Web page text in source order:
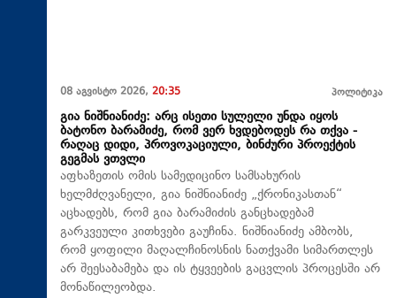
08 აგვისტო 2026, 20:35 პოლიტიკა
გია ნიშნიანიძე: არც ისეთი სულელი უნდა იყოს
ბატონო ბარამიძე, რომ ვერ ხვდებოდეს რა თქვა -
რაღაც დიდი, პროვოკაციული, ბინძური პროექტის
გეგმას ვთვლი
აფხაზეთის ომის სამედიცინო სამსახურის
ხელმძღვანელი, გია ნიშნიანიძე „ქრონიკასთან“
აცხადებს, რომ გია ბარამიძის განცხადებამ
გარკვეული კითხვები გაუჩინა. ნიშნიანიძე ამბობს,
რომ ყოფილი მაღალჩინოსნის ნათქვამი სიმართლეს
არ შეესაბამება და ის ტყვეების გაცვლის პროცესში არ
მონაწილეობდა.